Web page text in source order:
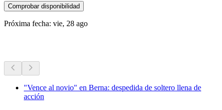
Comprobar disponibilidad
Próxima fecha: vie, 28 ago
"Vence al novio" en Berna: despedida de soltero llena de
acción